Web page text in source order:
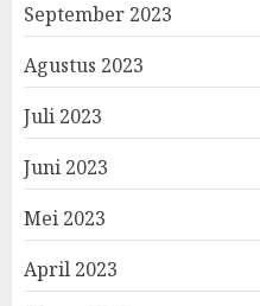
September 2023
Agustus 2023
Juli 2023
Juni 2023
Mei 2023
April 2023